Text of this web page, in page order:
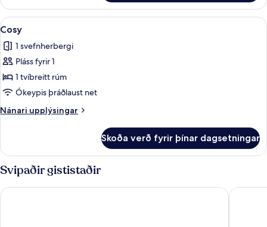
herbergi
með
tvíbreiðu
rúmi
Skoða
allar
myndir
fyrir
Cosy
Cosy | Míníbar, straujárn/strauborð,
11
Cosy
1 svefnherbergi
Pláss fyrir 1
1 tvíbreitt rúm
Ókeypis þráðlaust net
Nánari upplýsingar
Nánari
Skoða verð fyrir þínar dagsetningar
Svipaðir gististaðir
Bristol Grand Hotel By Sunday Clifton